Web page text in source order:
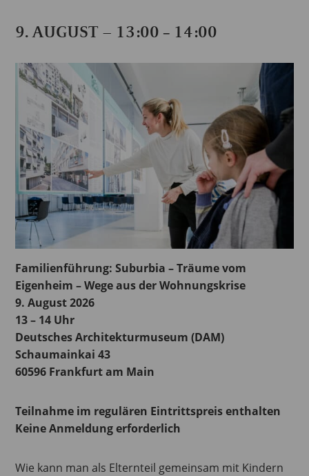
9. AUGUST – 13:00 – 14:00
Familienführung: Suburbia – Träume vom
Eigenheim – Wege aus der Wohnungskrise
9. August 2026
13 – 14 Uhr
Deutsches Architekturmuseum (DAM)
Schaumainkai 43
60596 Frankfurt am Main
Teilnahme im regulären Eintrittspreis enthalten
Keine Anmeldung erforderlich
Wie kann man als Elternteil gemeinsam mit Kindern